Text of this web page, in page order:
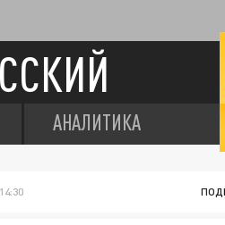
АНАЛИТИКА